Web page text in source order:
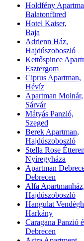
Holdfény
Balatonfüred
Hotel Kaiser,
Baja
Adrienn Ház,
Hajdúszoboszló
Kettőspince
Esztergom
Ciprus Apartman,
Hévíz
Apartman Molnár,
Sárvár
Mátyás Panzió,
Szeged
Berek Apartman,
Hajdúszoboszló
Stella Rose
Nyíregyháza
Apartman
Debrecen
Alfa Apartmanház,
Hajdúszoboszló
Hangulat
Harkány
Caragana Panzió
Debrecen